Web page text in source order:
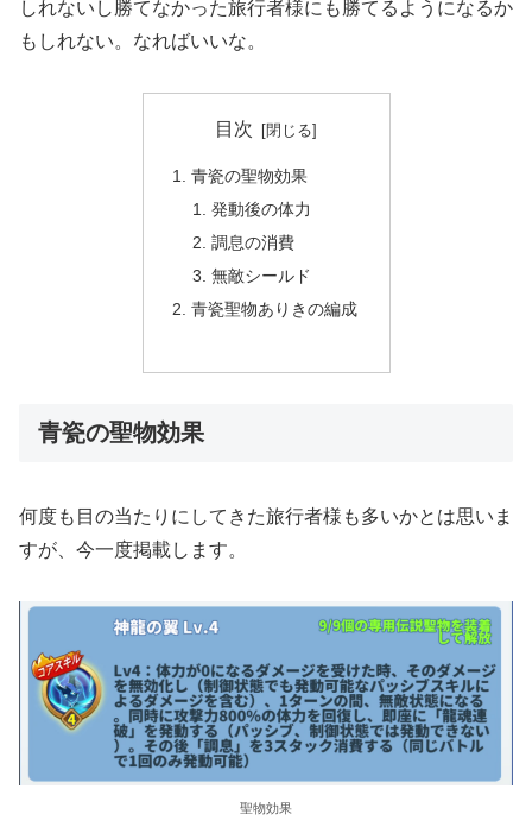
しれないし勝てなかった旅行者様にも勝てるようになるか
もしれない。なればいいな。
目次
青瓷の聖物効果
発動後の体力
調息の消費
無敵シールド
青瓷聖物ありきの編成
青瓷の聖物効果
何度も目の当たりにしてきた旅行者様も多いかとは思いま
すが、今一度掲載します。
聖物効果